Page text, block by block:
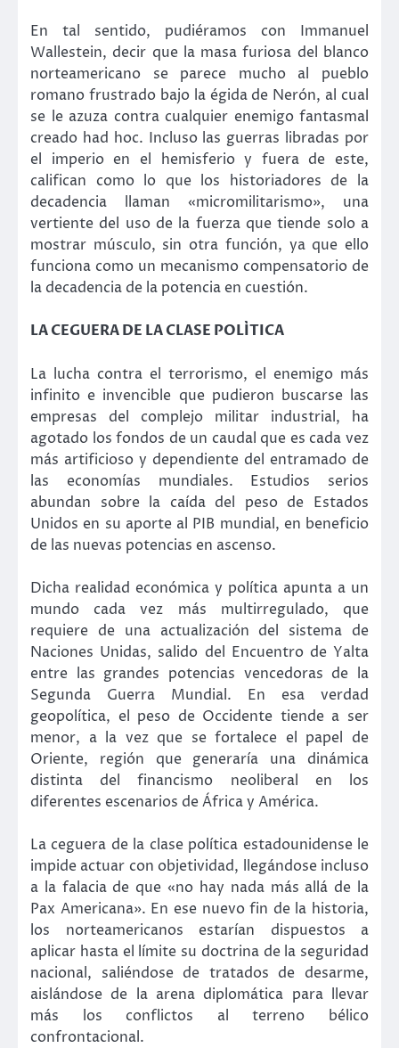
En tal sentido, pudiéramos con Immanuel
Wallestein, decir que la masa furiosa del blanco
norteamericano se parece mucho al pueblo
romano frustrado bajo la égida de Nerón, al cual
se le azuza contra cualquier enemigo fantasmal
creado had hoc. Incluso las guerras libradas por
el imperio en el hemisferio y fuera de este,
califican como lo que los historiadores de la
decadencia llaman «micromilitarismo», una
vertiente del uso de la fuerza que tiende solo a
mostrar músculo, sin otra función, ya que ello
funciona como un mecanismo compensatorio de
la decadencia de la potencia en cuestión.
LA CEGUERA DE LA CLASE POLÍTICA
La lucha contra el terrorismo, el enemigo más
infinito e invencible que pudieron buscarse las
empresas del complejo militar industrial, ha
agotado los fondos de un caudal que es cada vez
más artificioso y dependiente del entramado de
las economías mundiales. Estudios serios
abundan sobre la caída del peso de Estados
Unidos en su aporte al PIB mundial, en beneficio
de las nuevas potencias en ascenso.
Dicha realidad económica y política apunta a un
mundo cada vez más multirregulado, que
requiere de una actualización del sistema de
Naciones Unidas, salido del Encuentro de Yalta
entre las grandes potencias vencedoras de la
Segunda Guerra Mundial. En esa verdad
geopolítica, el peso de Occidente tiende a ser
menor, a la vez que se fortalece el papel de
Oriente, región que generaría una dinámica
distinta del financismo neoliberal en los
diferentes escenarios de África y América.
La ceguera de la clase política estadounidense le
impide actuar con objetividad, llegándose incluso
a la falacia de que «no hay nada más allá de la
Pax Americana». En ese nuevo fin de la historia,
los norteamericanos estarían dispuestos a
aplicar hasta el límite su doctrina de la seguridad
nacional, saliéndose de tratados de desarme,
aislándose de la arena diplomática para llevar
más los conflictos al terreno bélico
confrontacional.